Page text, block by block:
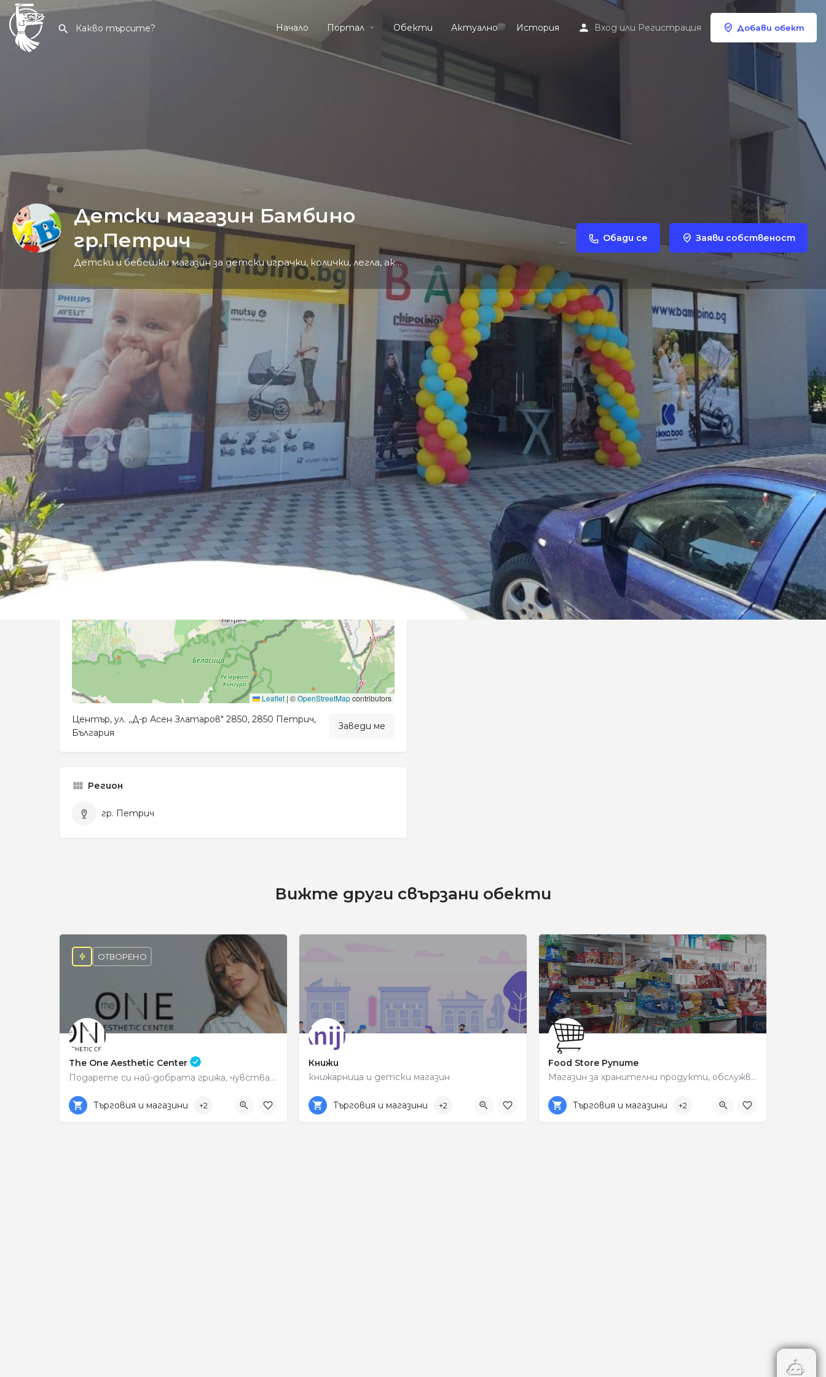
Начало Портал Обекти Актуално История Вход или Регистрация Добави обект
Детски магазин Бамбино
гр.Петрич
Детски и бебешки магазин за детски играчки, колички, легла, аксесоари :: Bambino.bg
Обади се Заяви собственост
Профил Ревюта 0
Заведи ме Обади се Уеб сайт Сподели Заявете обекта
Купи детски играчки, бебешки и детски колички, бебешки легла,
кошари, проходилки, люлки, столчета и аксесоари за хранене от
детски магазин, Bambino.bg
Локация
+
−
Leaflet | ©OpenStreetMapcontributors
Център, ул. ,,Д-р Асен Златаров" 2850, 2850 Петрич,
България
Заведи ме
Регион
гр. Петрич
Категории
Търговия и магазини Специализирани магазини Детски магазин
Вижте други свързани обекти
The One Aesthetic Center
Подарете си най-добрата грижа, чувствайте се красиви всеки ден.
0878222513
ОТВОРЕНО
Търговия и магазини +2
Книжи
книжарница и детски магазин
0878 325 347
Търговия и магазини +2
Food Store Рупите
Магазин за хранителни продукти, обслужващ района на Рупите.
+359 89 563 3087
Търговия и магазини +2